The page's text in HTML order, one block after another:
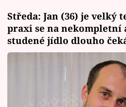
Středa: Jan (36) je velký
praxi se na nekompletní
studené jídlo dlouho